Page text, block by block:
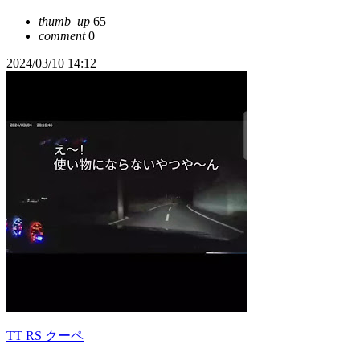
thumb_up 65
comment0
2024/03/10 14:12
TT RS クーペ